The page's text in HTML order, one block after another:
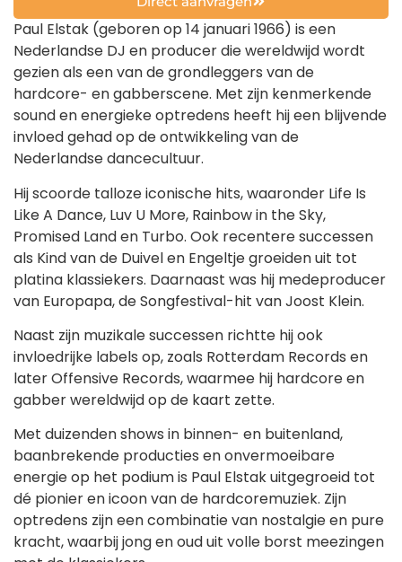
Paul Elstak (geboren op 14 januari 1966) is een
Nederlandse DJ en producer die wereldwijd wordt
gezien als een van de grondleggers van de
hardcore- en gabberscene. Met zijn kenmerkende
sound en energieke optredens heeft hij een blijvende
invloed gehad op de ontwikkeling van de
Nederlandse dancecultuur.
Hij scoorde talloze iconische hits, waaronder Life Is
Like A Dance, Luv U More, Rainbow in the Sky,
Promised Land en Turbo. Ook recentere successen
als Kind van de Duivel en Engeltje groeiden uit tot
platina klassiekers. Daarnaast was hij medeproducer
van Europapa, de Songfestival-hit van Joost Klein.
Naast zijn muzikale successen richtte hij ook
invloedrijke labels op, zoals Rotterdam Records en
later Offensive Records, waarmee hij hardcore en
gabber wereldwijd op de kaart zette.
Met duizenden shows in binnen- en buitenland,
baanbrekende producties en onvermoeibare
energie op het podium is Paul Elstak uitgegroeid tot
dé pionier en icoon van de hardcoremuziek. Zijn
optredens zijn een combinatie van nostalgie en pure
kracht, waarbij jong en oud uit volle borst meezingen